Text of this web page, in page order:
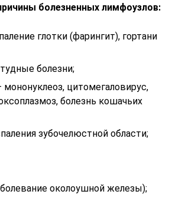
болезненных лимфоузлов:
глотки (фарингит), гортани
болезни;
цитомегаловирус,
болезнь кошачьих
зубочелюстной области;
околоушной железы);